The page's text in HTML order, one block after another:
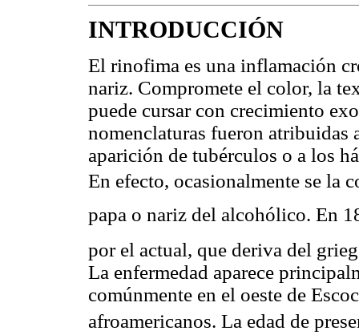
INTRODUCCIÓN
El rinofima es una inflamación
nariz. Compromete el color, la
puede cursar con crecimiento
nomenclaturas fueron atribuidas
aparición de tubérculos o a los
En efecto, ocasionalmente se la
papa o nariz del alcohólico.
por el actual, que deriva del
La enfermedad aparece
comúnmente en el oeste de
afroamericanos. La edad de